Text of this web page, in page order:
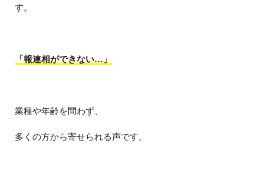
す。
「報連相ができない…」
業種や年齢を問わず、
多くの方から寄せられる声です。